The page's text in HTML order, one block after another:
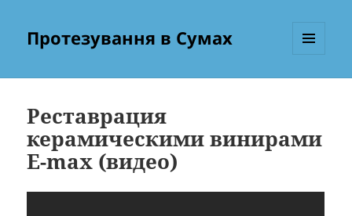
Протезування в Сумах
Реставрация
керамическими винирами
E-max (видео)